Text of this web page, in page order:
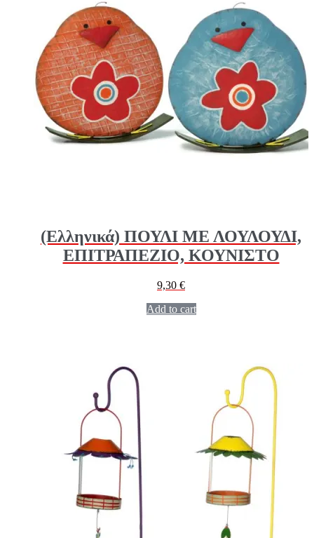
(Ελληνικά) ΠΟΥΛΙ ΜΕ ΛΟΥΛΟΥΔΙ,
ΕΠΙΤΡΑΠΕΖΙΟ, ΚΟΥΝΙΣΤΟ
9,30 €
Add to cart